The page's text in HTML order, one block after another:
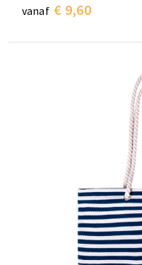
vanaf € 9,60